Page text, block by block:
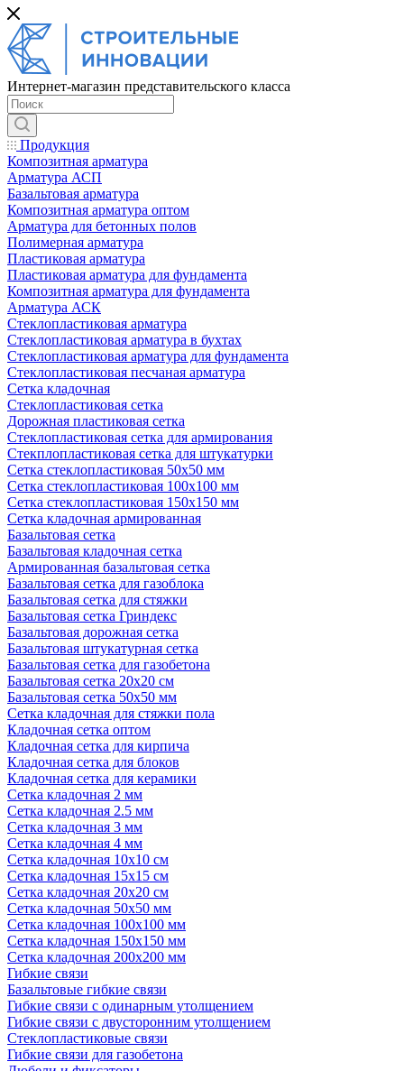
Интернет-магазин представительского класса
Продукция
Композитная арматура
Арматура АСП
Базальтовая арматура
Композитная арматура оптом
Арматура для бетонных полов
Полимерная арматура
Пластиковая арматура
Пластиковая арматура для фундамента
Композитная арматура для фундамента
Арматура АСК
Cтеклопластиковая арматура
Стеклопластиковая арматура в бухтах
Стеклопластиковая арматура для фундамента
Стеклопластиковая песчаная арматура
Сетка кладочная
Стеклопластиковая сетка
Дорожная пластиковая сетка
Стеклопластиковая сетка для армирования
Стекплопластиковая сетка для штукатурки
Сетка стеклопластиковая 50x50 мм
Сетка стеклопластиковая 100x100 мм
Сетка стеклопластиковая 150x150 мм
Сетка кладочная армированная
Базальтовая сетка
Базальтовая кладочная сетка
Армированная базальтовая сетка
Базальтовая сетка для газоблока
Базальтовая сетка для стяжки
Базальтовая сетка Гриндекс
Базальтовая дорожная сетка
Базальтовая штукатурная сетка
Базальтовая сетка для газобетона
Базальтовая сетка 20x20 см
Базальтовая сетка 50x50 мм
Сетка кладочная для стяжки пола
Кладочная сетка оптом
Кладочная сетка для кирпича
Кладочная сетка для блоков
Кладочная сетка для керамики
Сетка кладочная 2 мм
Сетка кладочная 2.5 мм
Сетка кладочная 3 мм
Сетка кладочная 4 мм
Сетка кладочная 10x10 см
Сетка кладочная 15x15 см
Сетка кладочная 20x20 см
Сетка кладочная 50x50 мм
Сетка кладочная 100x100 мм
Сетка кладочная 150x150 мм
Сетка кладочная 200x200 мм
Гибкие связи
Базальтовые гибкие связи
Гибкие связи с одинарным утолщением
Гибкие связи с двусторонним утолщением
Стеклопластиковые связи
Гибкие связи для газобетона